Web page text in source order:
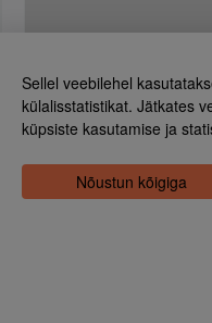
Eesti Rahvusraamatukogu
Kontakt: 6307 100
dea@rara.ee
Tutvustus
Nõustun kõigiga
Sellel veebilehel
külalisstatistikat. Jätkates
küpsiste kasutamise ja